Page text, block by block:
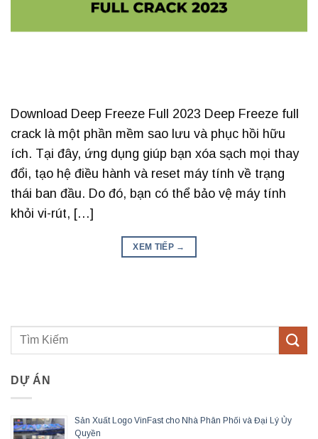
Download Deep Freeze Full 2023 Deep Freeze full
crack là một phần mềm sao lưu và phục hồi hữu
ích. Tại đây, ứng dụng giúp bạn xóa sạch mọi thay
đổi, tạo hệ điều hành và reset máy tính về trạng
thái ban đầu. Do đó, bạn có thể bảo vệ máy tính
khỏi vi-rút, […]
XEM TIẾP →
DỰ ÁN
Sản Xuất Logo VinFast cho Nhà Phân Phối và Đại Lý Ủy
Quyền